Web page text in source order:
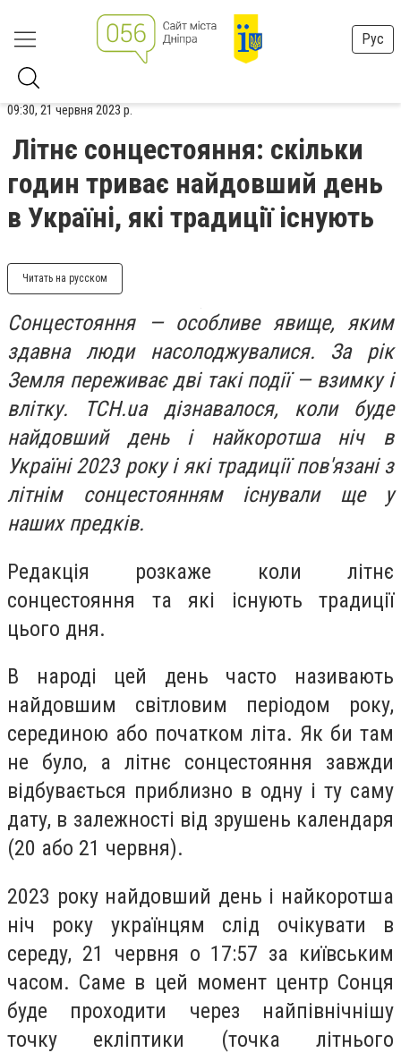
Рус
09:30, 21 червня 2023 р.
Літнє сонцестояння: скільки
годин триває найдовший день
в Україні, які традиції існують
Читать на русском
Сонцестояння — особливе явище, яким
здавна люди насолоджувалися. За рік
Земля переживає дві такі події — взимку і
влітку. ТСН.ua дізнавалося, коли буде
найдовший день і найкоротша ніч в
Україні 2023 року і які традиції пов'язані з
літнім сонцестоянням існували ще у
наших предків.
Редакція розкаже коли літнє
сонцестояння та які існують традиції
цього дня.
В народі цей день часто називають
найдовшим світловим періодом року,
серединою або початком літа. Як би там
не було, а літнє сонцестояння завжди
відбувається приблизно в одну і ту саму
дату, в залежності від зрушень календаря
(20 або 21 червня).
2023 року найдовший день і найкоротша
ніч року українцям слід очікувати в
середу, 21 червня о 17:57 за київським
часом. Саме в цей момент центр Сонця
буде проходити через найпівнічнішу
точку екліптики (точка літнього